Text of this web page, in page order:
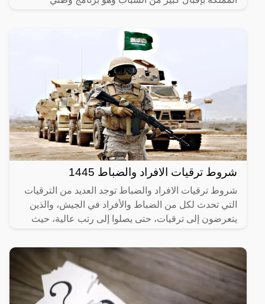
شروط ترقيات الافراد والضباط 1445
شروط ترقيات الافراد والضباط توجد العديد من الترقيات
التي تحدث لكل من الضباط والأفراد في الجيش، والذين
يتعرضون إلى ترقيات، حتى يصلوا إلى رتب عالية، حيث